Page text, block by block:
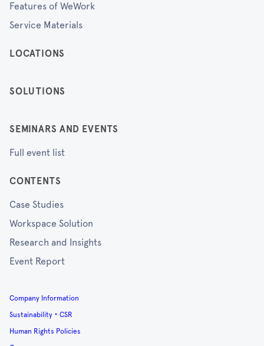
Features of WeWork
Service Materials
LOCATIONS
SOLUTIONS
SEMINARS AND EVENTS
Full event list
CONTENTS
Case Studies
Workspace Solution
Research and Insights
Event Report
Company Information
Sustainability・CSR
Human Rights Policies